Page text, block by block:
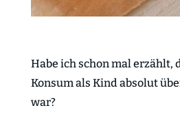
Habe ich schon mal erzählt,
Konsum als Kind absolut
war?